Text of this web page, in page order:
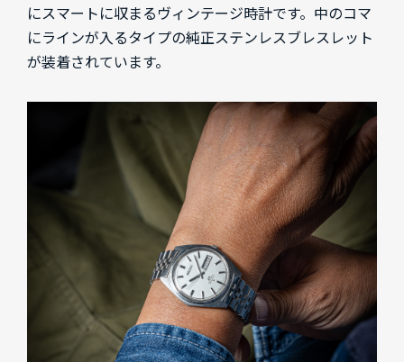
にスマートに収まるヴィンテージ時計です。中のコマ
にラインが入るタイプの純正ステンレスブレスレット
が装着されています。